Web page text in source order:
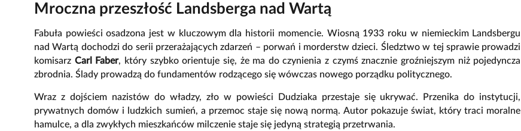
Mroczna przeszłość Landsberga nad Wartą
Fabuła powieści osadzona jest w kluczowym dla historii momencie. Wiosną 1933 roku w niemieckim Landsbergu
nad Wartą dochodzi do serii przerażających zdarzeń – porwań i morderstw dzieci. Śledztwo w tej sprawie prowadzi
komisarz Carl Faber, który szybko orientuje się, że ma do czynienia z czymś znacznie groźniejszym niż pojedyncza
zbrodnia. Ślady prowadzą do fundamentów rodzącego się wówczas nowego porządku politycznego.
Wraz z dojściem nazistów do władzy, zło w powieści Dudziaka przestaje się ukrywać. Przenika do instytucji,
prywatnych domów i ludzkich sumień, a przemoc staje się nową normą. Autor pokazuje świat, który traci moralne
hamulce, a dla zwykłych mieszkańców milczenie staje się jedyną strategią przetrwania.